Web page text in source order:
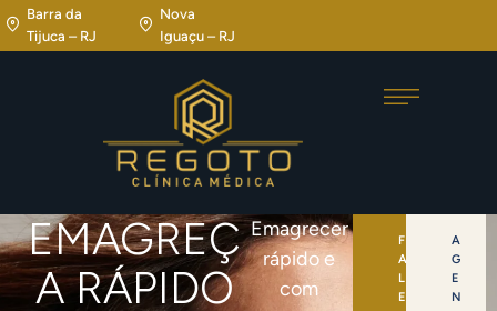
Barra da
Tijuca – RJ
Nova
Iguaçu – RJ
EMAGREÇ
A RÁPIDO
Emagrecer
rápido e
com
F
A
L
E
A
G
E
N